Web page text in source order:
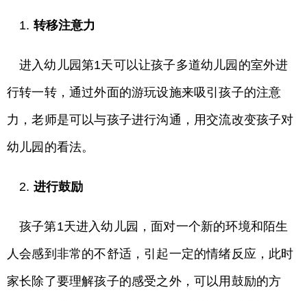
1. 转移注意力
进入幼儿园第1天可以让孩子多道幼儿园的室外进
行转一转，通过外面的游玩设施来吸引孩子的注意
力，老师是可以与孩子进行沟通，用交流改变孩子对
幼儿园的看法。
2. 进行鼓励
孩子第1天进入幼儿园，面对一个新的环境和陌生
人会感到非常的不舒适，引起一定的情绪反应，此时
家长除了要理解孩子的感受之外，可以用鼓励的方